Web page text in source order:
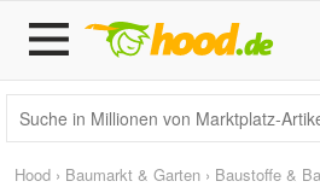
Hood › Baumarkt & Garten › Baustoffe &